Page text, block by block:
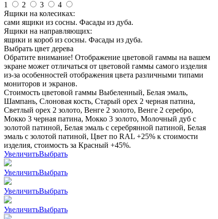
1
2 3
4
Ящики на колесиках:
сами ящики из сосны. Фасады из дуба.
Ящики на направляющих:
ящики и короб из сосны. Фасады из дуба.
Выбрать цвет дерева
Обратите внимание! Отображение цветовой гаммы на вашем
экране может отличаться от цветовой гаммы самого изделия
из-за особенностей отображения цвета различными типами
мониторов и экранов.
Стоимость цветовой гаммы Выбеленный, Белая эмаль,
Шампань, Слоновая кость, Старый орех 2 черная патина,
Светлый орех 2 золото, Венге 2 золото, Венге 2 серебро,
Мокко 3 черная патина, Мокко 3 золото, Молочный дуб с
золотой патиной, Белая эмаль с серебрянной патиной, Белая
эмаль с золотой патиной, Цвет по RAL +25% к стоимости
изделия, стоимость за Красный +45%.
УвеличитьВыбрать
УвеличитьВыбрать
УвеличитьВыбрать
УвеличитьВыбрать